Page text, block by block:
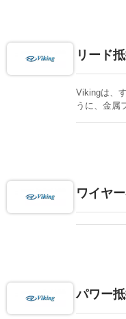
供します。
リード
Vikingは、
うに、金属
ワイヤ
パワー